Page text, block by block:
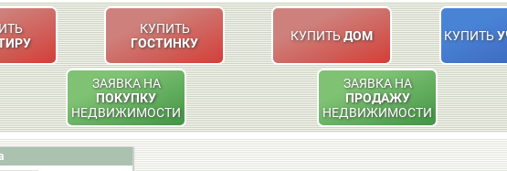
КУПИТЬ
ГОСТИНКУ
КУПИТЬДОМ КУПИТЬ
ЗАЯВКА НА
ПОКУПКУ
НЕДВИЖИМОСТИ
ЗАЯВКА НА
ПРОДАЖУ
НЕДВИЖИМОСТИ